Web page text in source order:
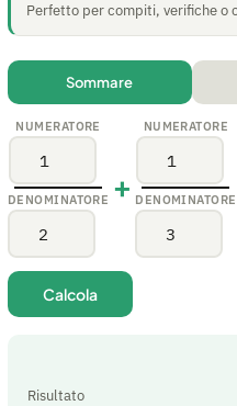
Perfetto per compiti, verifiche o
Sommare
NUMERATORE
DENOMINATORE +
NUMERATORE
DENOMINATORE
Calcola
Risultato